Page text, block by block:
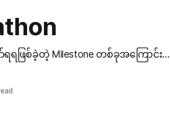
ဖြစ်ခဲ့တဲ့ Milestone တစ်ခုအကြောင်း...